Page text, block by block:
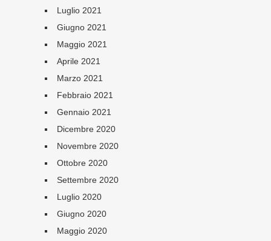
Luglio 2021
Giugno 2021
Maggio 2021
Aprile 2021
Marzo 2021
Febbraio 2021
Gennaio 2021
Dicembre 2020
Novembre 2020
Ottobre 2020
Settembre 2020
Luglio 2020
Giugno 2020
Maggio 2020